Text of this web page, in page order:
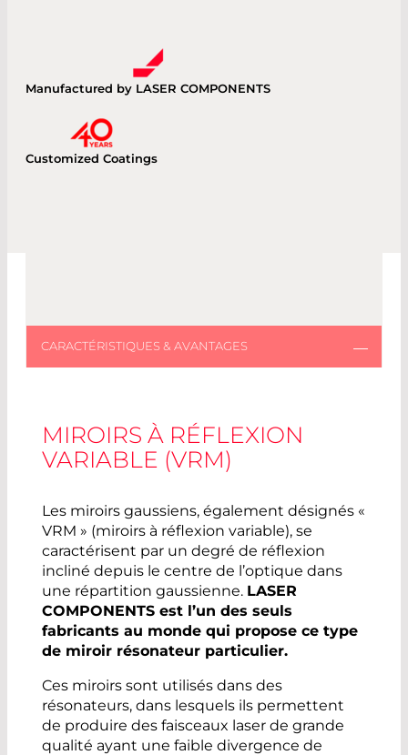
Manufactured by LASER COMPONENTS
Customized Coatings
MIROIRS À RÉFLEXION
VARIABLE (VRM)
Les miroirs gaussiens, également désignés «
VRM » (miroirs à réflexion variable), se
caractérisent par un degré de réflexion
incliné depuis le centre de l’optique dans
une répartition gaussienne. LASER
COMPONENTS est l’un des seuls
fabricants au monde qui propose ce type
de miroir résonateur particulier.
Ces miroirs sont utilisés dans des
résonateurs, dans lesquels ils permettent
de produire des faisceaux laser de grande
qualité ayant une faible divergence de